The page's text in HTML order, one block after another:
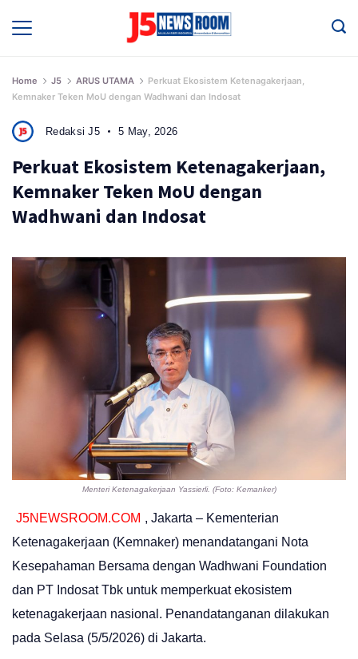
Home J5 ARUS UTAMA
Perkuat Ekosistem Ketenagakerjaan,
Kemnaker Teken MoU dengan Wadhwani dan Indosat
Redaksi J5 5 May, 2026
Perkuat Ekosistem Ketenagakerjaan,
Kemnaker Teken MoU dengan
Wadhwani dan Indosat
Menteri Ketenagakerjaan Yassierli. (Foto: Kemanker)
J5NEWSROOM.COM , Jakarta – Kementerian
Ketenagakerjaan (Kemnaker) menandatangani Nota
Kesepahaman Bersama dengan Wadhwani Foundation
dan PT Indosat Tbk untuk memperkuat ekosistem
ketenagakerjaan nasional. Penandatanganan dilakukan
pada Selasa (5/5/2026) di Jakarta.